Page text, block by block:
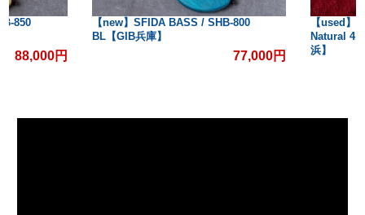
【new】SFIDA BASS / SHB-800
BL【GIB兵庫】
【used】Tobias /
Natural 4.090kg
浜】